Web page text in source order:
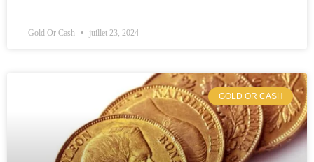
Gold Or Cash juillet 23, 2024
GOLD OR CASH